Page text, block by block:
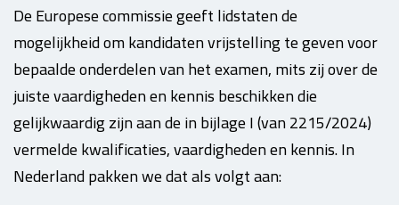
De Europese commissie geeft lidstaten de
mogelijkheid om kandidaten vrijstelling te geven voor
bepaalde onderdelen van het examen, mits zij over de
juiste vaardigheden en kennis beschikken die
gelijkwaardig zijn aan de in bijlage I (van 2215/2024)
vermelde kwalificaties, vaardigheden en kennis. In
Nederland pakken we dat als volgt aan: